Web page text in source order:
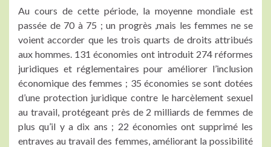
Au cours de cette période, la moyenne mondiale est
passée de 70 à 75 ; un progrès ,mais les femmes ne se
voient accorder que les trois quarts de droits attribués
aux hommes. 131 économies ont introduit 274 réformes
juridiques et réglementaires pour améliorer l’inclusion
économique des femmes ; 35 économies se sont dotées
d’une protection juridique contre le harcèlement sexuel
au travail, protégeant près de 2 milliards de femmes de
plus qu’il y a dix ans ; 22 économies ont supprimé les
entraves au travail des femmes, améliorant la possibilité